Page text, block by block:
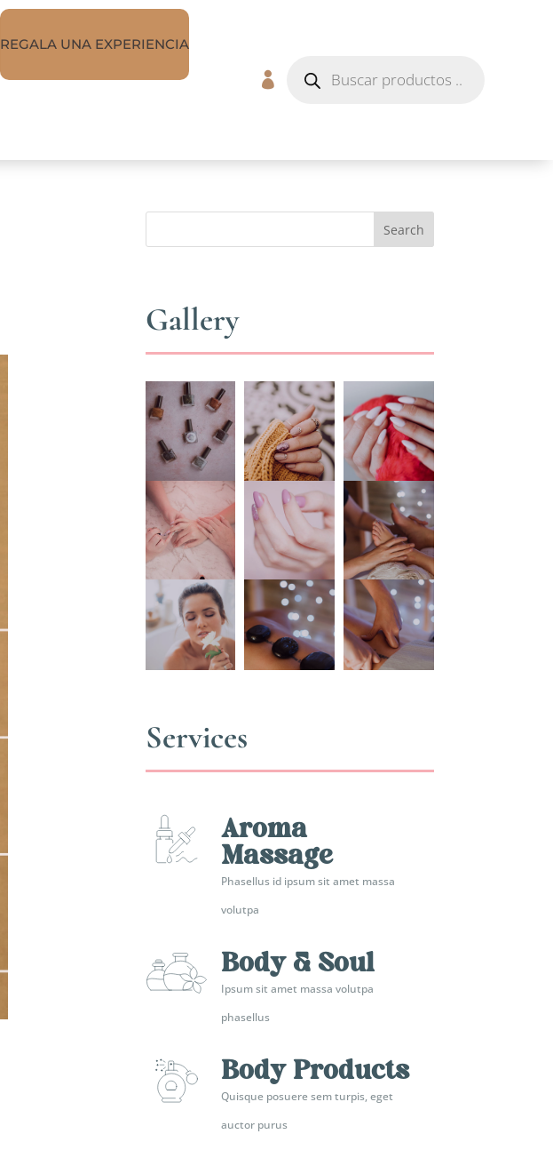
REGALA UNA EXPERIENCIA

productos
Search
Gallery
Services
Aroma
Massage
Phasellus id ipsum sit amet massa
volutpa
Body & Soul
Ipsum sit amet massa volutpa
phasellus
Body Products
Quisque posuere sem turpis, eget
auctor purus